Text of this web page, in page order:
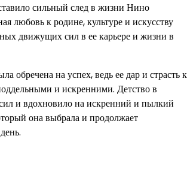
сильный след в жизни Нино
любовь к родине, культуре и искусству
движущих сил в ее карьере и жизни в
обречена на успех, ведь ее дар и страсть к
и искренними. Детство в
и вдохновило на искренний и пылкий
она выбрала и продолжает